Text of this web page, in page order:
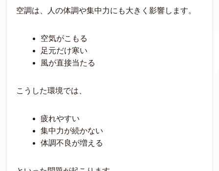
空調は、人の体調や集中力にも大きく影響します。
空気がこもる
足元だけ寒い
風が直接当たる
こうした環境では、
疲れやすい
集中力が続かない
体調不良が増える